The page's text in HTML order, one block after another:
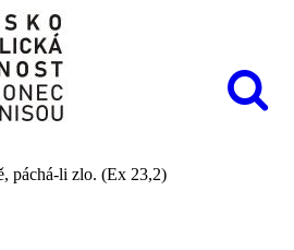
páchá-li zlo. (Ex 23,2)